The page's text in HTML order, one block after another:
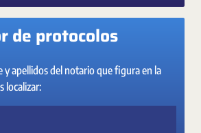
de protocolos
y apellidos del notario que figura en la
localizar: